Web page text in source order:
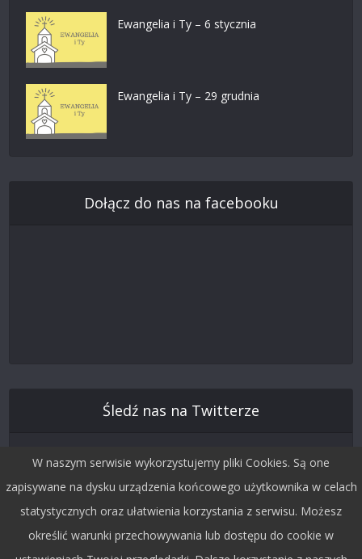
Ewangelia i Ty – 6 stycznia
Ewangelia i Ty – 29 grudnia
Dołącz do nas na facebooku
Śledź nas na Twitterze
W naszym serwisie wykorzystujemy pliki Cookies. Są one
zapisywane na dysku urządzenia końcowego użytkownika w celach
statystycznych oraz ułatwienia korzystania z serwisu. Możesz
określić warunki przechowywania lub dostępu do cookie w